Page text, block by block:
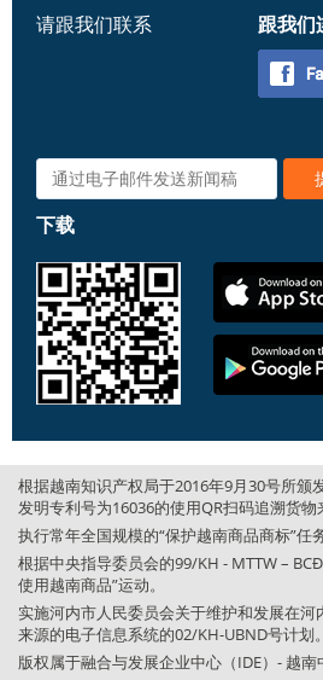
请跟我们联系
跟我们
下载
根据越南知识产权局于2016年9月30号所颁
发明专利号为16036的使用QR扫码追溯货物
执行常年全国规模的“保护越南商品商标”任务
根据中央指导委员会的99/KH - MTTW –
使用越南商品”运动。
实施河内市人民委员会关于维护和发展在河
来源的电子信息系统的02/KH-UBND号计划。
版权属于融合与发展企业中心（IDE）- 越南